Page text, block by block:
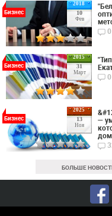
2018
10
Фев
Бизнес
0
2015
31
Март
Бизнес
0
2025
13
Ноя
Бизнес
—
дом
БОЛЬШЕ